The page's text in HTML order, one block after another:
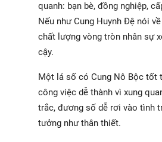
quanh: bạn bè, đồng nghiệp,
Nếu như Cung Huynh Đệ nói
chất lượng vòng tròn nhân sự
cậy.
Một lá số có Cung Nô Bộc tốt
công việc dễ thành vì xung
trắc, đương số dễ rơi vào tình
tưởng như thân thiết.